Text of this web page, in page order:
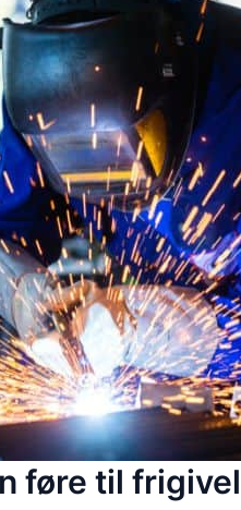
føre til